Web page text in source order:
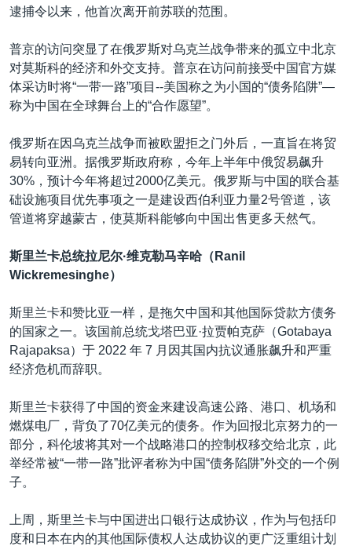
逮捕令以来，他首次离开前苏联的范围。
普京的访问突显了在俄罗斯对乌克兰战争带来的孤立中北京
对莫斯科的经济和外交支持。普京在访问前接受中国官方媒
体采访时将“一带一路”项目--美国称之为小国的“债务陷阱”—
称为中国在全球舞台上的“合作愿望”。
俄罗斯在因乌克兰战争而被欧盟拒之门外后，一直旨在将贸
易转向亚洲。据俄罗斯政府称，今年上半年中俄贸易飙升
30%，预计今年将超过2000亿美元。俄罗斯与中国的联合基
础设施项目优先事项之一是建设西伯利亚力量2号管道，该
管道将穿越蒙古，使莫斯科能够向中国出售更多天然气。
斯里兰卡总统拉尼尔·维克勒马辛哈（Ranil
Wickremesinghe）
斯里兰卡和赞比亚一样，是拖欠中国和其他国际贷款方债务
的国家之一。该国前总统戈塔巴亚·拉贾帕克萨（Gotabaya
Rajapaksa）于 2022 年 7 月因其国内抗议通胀飙升和严重
经济危机而辞职。
斯里兰卡获得了中国的资金来建设高速公路、港口、机场和
燃煤电厂，背负了70亿美元的债务。作为回报北京努力的一
部分，科伦坡将其对一个战略港口的控制权移交给北京，此
举经常被“一带一路”批评者称为中国“债务陷阱”外交的一个例
子。
上周，斯里兰卡与中国进出口银行达成协议，作为与包括印
度和日本在内的其他国际债权人达成协议的更广泛重组计划